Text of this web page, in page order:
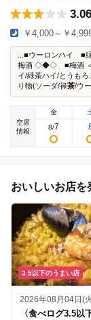
3.06
￥4,000～￥
...■ウーロンハイ ■
梅酒 ◇◆◇ ■梅酒 ＜
イ/緑茶ハイ/とうも
り物(ソーダ/禄茶/ウ
空席
情報
金
8/7
おいしいお店を
3.5以下のうまい店
2026年08月04日(
〈食べログ3.5